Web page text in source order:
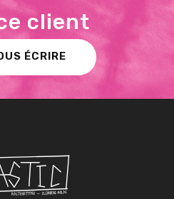
client
ÉCRIRE